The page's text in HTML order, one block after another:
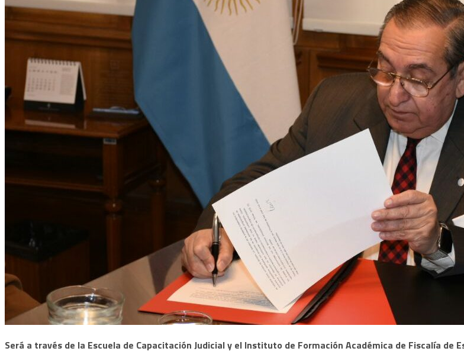
Será a través de la Escuela de Capacitación Judicial y el Instituto de Formación Académica de Fiscalía de